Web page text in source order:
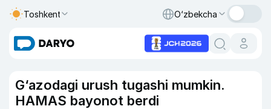
Toshkent O‘zbekcha
G‘azodagi urush tugashi mumkin.
HAMAS bayonot berdi